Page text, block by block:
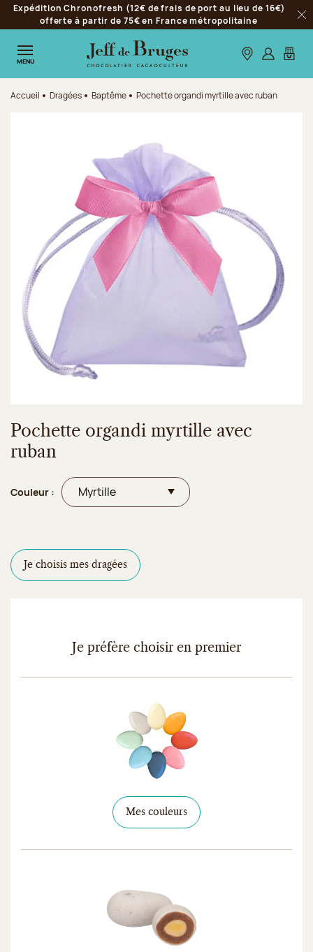
Aller à la navigation
Aller au contenu principal
Aller au pied de page
Expédition Chronofresh (12€ de frais de port au lieu de 16€)
offerte à partir de 75€ en France métropolitaine
MENU Nos boutiques
S’identifier
Mon
Accueil Dragées Baptême Pochette organdi myrtille avec ruban
Pochette organdi myrtille avec
ruban
Couleur :
Je choisis mes dragées
Je préfère choisir en premier
Mes couleurs